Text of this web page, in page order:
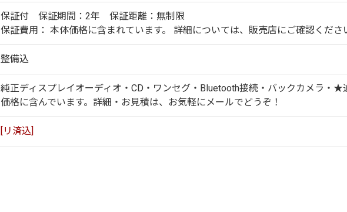
保証付 保証期間：2年 保証距離：無制限
保証費用： 本体価格に含まれています。 詳細については、販売店にご確認くださ
整備込
純正ディスプレイオーディオ・CD・ワンセグ・Bluetooth接続・バックカメラ・
価格に含んでいます。詳細・お見積は、お気軽にメールでどうぞ！
[リ済込]